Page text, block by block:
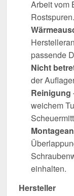
Arbeit vom
Rostspuren.
passende
Nicht
der
Reinigung
weichem
einhalten.
Hersteller